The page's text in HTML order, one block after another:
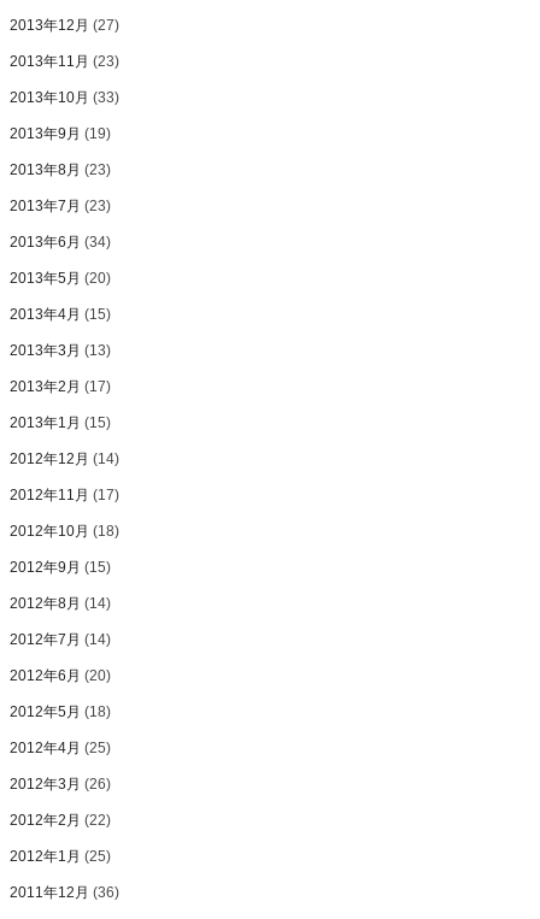
2013年12月 (27)
2013年11月 (23)
2013年10月 (33)
2013年9月 (19)
2013年8月 (23)
2013年7月 (23)
2013年6月 (34)
2013年5月 (20)
2013年4月 (15)
2013年3月 (13)
2013年2月 (17)
2013年1月 (15)
2012年12月 (14)
2012年11月 (17)
2012年10月 (18)
2012年9月 (15)
2012年8月 (14)
2012年7月 (14)
2012年6月 (20)
2012年5月 (18)
2012年4月 (25)
2012年3月 (26)
2012年2月 (22)
2012年1月 (25)
2011年12月 (36)